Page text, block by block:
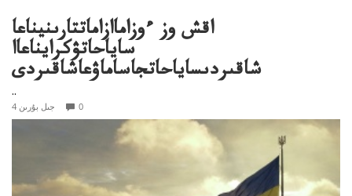
اقش وز ءوزاماازاماتتارىنيناعا
ساياحاتۋكرايناعاا
شاقىردىساياحاتجاساماۋعاشاقىردى
..
4 جىل بۇرىن 0